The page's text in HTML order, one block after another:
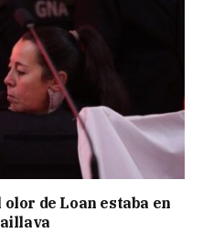
de Loan estaba en